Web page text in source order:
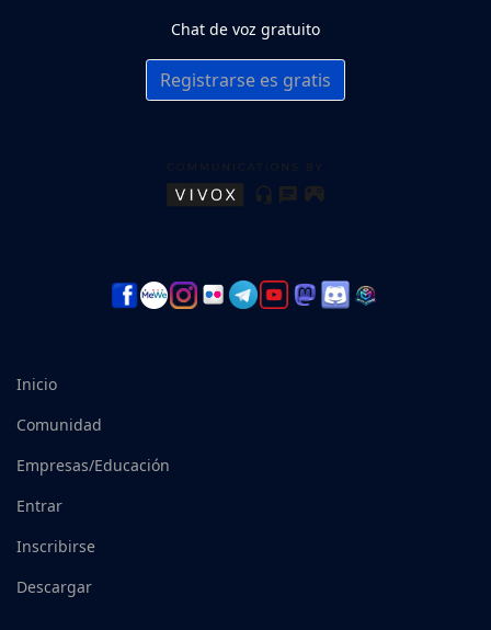
Chat de voz gratuito
Registrarse es gratis
Inicio
Comunidad
Empresas/Educación
Entrar
Inscribirse
Descargar